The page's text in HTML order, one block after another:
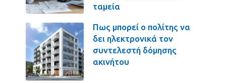
ταμεία
Πως μπορεί ο πολίτης να
δει ηλεκτρονικά τον
συντελεστή δόμησης
ακινήτου